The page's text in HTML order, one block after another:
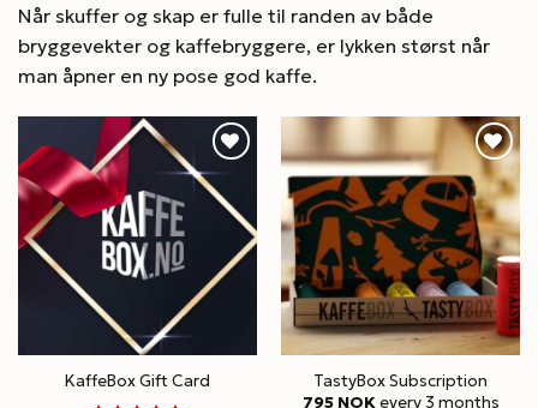
Når skuffer og skap er fulle til randen av både
bryggevekter og kaffebryggere, er lykken størst når
man åpner en ny pose god kaffe.
KaffeBox Gift Card
TastyBox Subscription
795 NOK every 3 months